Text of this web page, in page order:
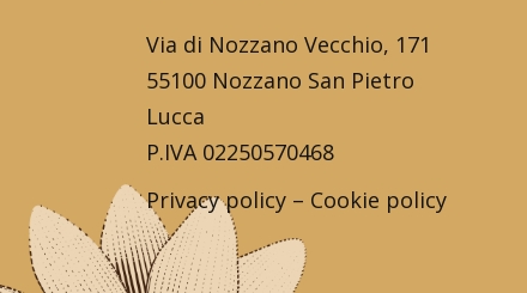
Via di Nozzano Vecchio, 171
55100 Nozzano San Pietro
Lucca
P.IVA 02250570468
Privacy policy – Cookie policy